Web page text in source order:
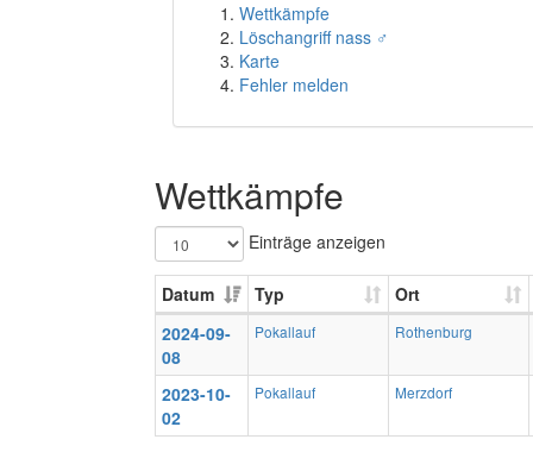
Wettkämpfe
Löschangriff nass ♂
Karte
Fehler melden
Wettkämpfe
Einträge anzeigen
Datum Typ
Ort
2024-09-
08
Pokallauf Rothenburg
2023-10-
02
Pokallauf Merzdorf